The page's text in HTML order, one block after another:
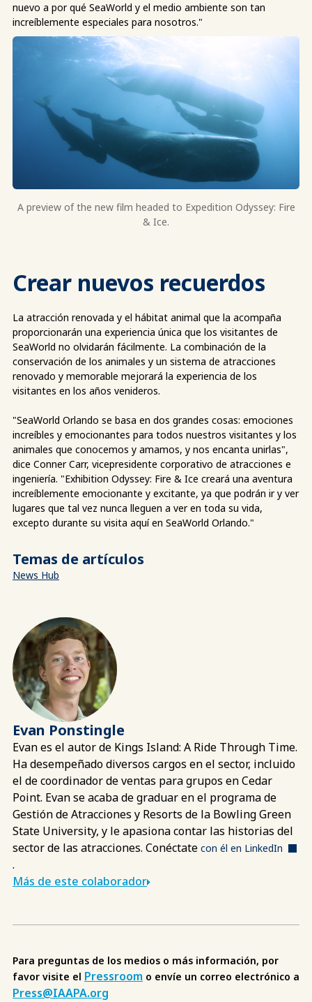
nuevo a por qué SeaWorld y el medio ambiente son tan
increíblemente especiales para nosotros."
A preview of the new film headed to Expedition Odyssey: Fire
& Ice.
Crear nuevos recuerdos
La atracción renovada y el hábitat animal que la acompaña
proporcionarán una experiencia única que los visitantes de
SeaWorld no olvidarán fácilmente. La combinación de la
conservación de los animales y un sistema de atracciones
renovado y memorable mejorará la experiencia de los
visitantes en los años venideros.
"SeaWorld Orlando se basa en dos grandes cosas: emociones
increíbles y emocionantes para todos nuestros visitantes y los
animales que conocemos y amamos, y nos encanta unirlas",
dice Conner Carr, vicepresidente corporativo de atracciones e
ingeniería. "Exhibition Odyssey: Fire & Ice creará una aventura
increíblemente emocionante y excitante, ya que podrán ir y ver
lugares que tal vez nunca lleguen a ver en toda su vida,
excepto durante su visita aquí en SeaWorld Orlando."
Temas de artículos
News Hub
Evan Ponstingle
Evan es el autor de Kings Island: A Ride Through Time.
Ha desempeñado diversos cargos en el sector, incluido
el de coordinador de ventas para grupos en Cedar
Point. Evan se acaba de graduar en el programa de
Gestión de Atracciones y Resorts de la Bowling Green
State University, y le apasiona contar las historias del
sector de las atracciones. Conéctate con él en LinkedIn
.
Más de este colaborador
Para preguntas de los medios o más información, por
favor visite el Pressroom o envíe un correo electrónico a
Press@IAAPA.org